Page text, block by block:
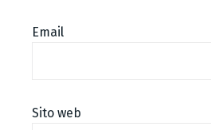
Email
Sito web